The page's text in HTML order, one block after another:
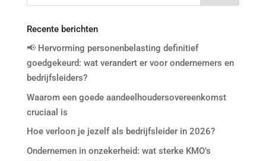
Recente berichten
📢 Hervorming personenbelasting definitief
goedgekeurd: wat verandert er voor ondernemers en
bedrijfsleiders?
Waarom een goede aandeelhoudersovereenkomst
cruciaal is
Hoe verloon je jezelf als bedrijfsleider in 2026?
Ondernemen in onzekerheid: wat sterke KMO’s